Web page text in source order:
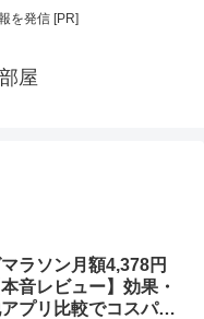
を発信 [PR]
屋
マラソン月額4,378円
音レビュー】効果・
プリ比較でコスパを